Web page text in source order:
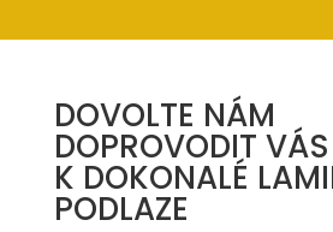
DOVOLTE NÁM
DOPROVODIT VÁS
K DOKONALÉ
PODLAZE